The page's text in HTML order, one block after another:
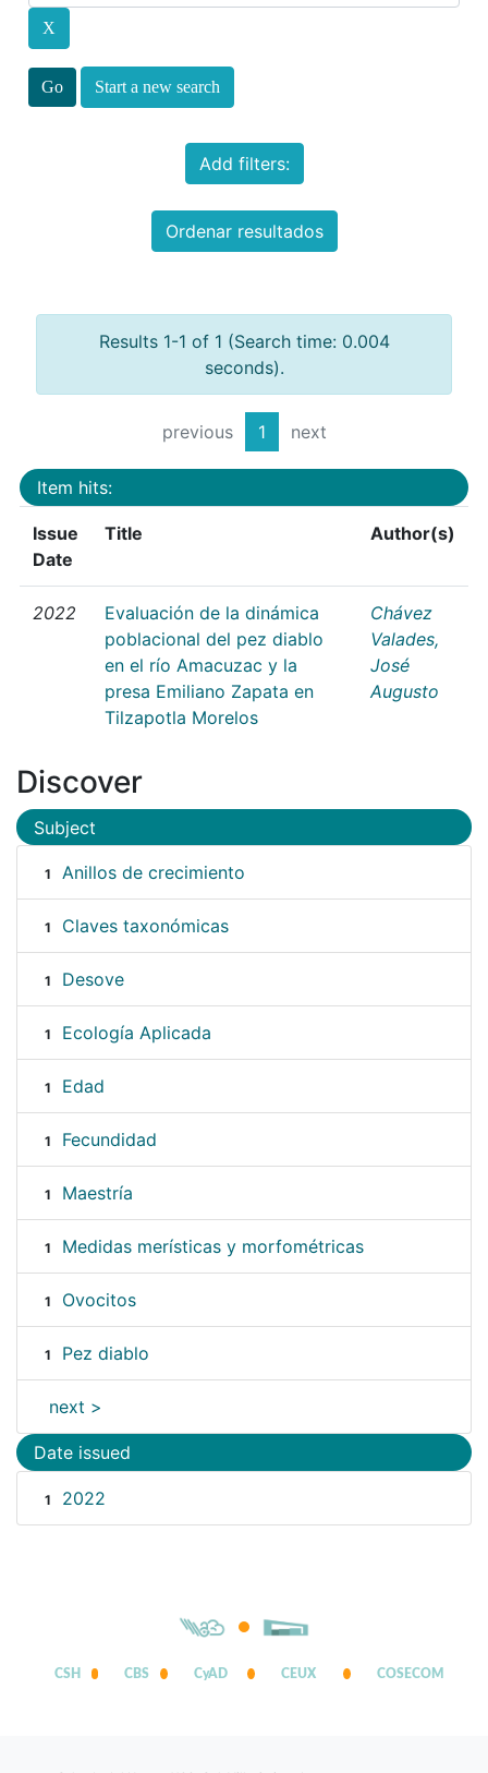
Start a new search
Add filters:
Ordenar resultados
Results 1-1 of 1 (Search time: 0.004
seconds).
previous 1 next
Item hits:
Issue
Date
Title Author(s)
2022
Evaluación de la dinámica
poblacional del pez diablo
en el río Amacuzac y la
presa Emiliano Zapata en
Tilzapotla Morelos
Chávez
Valades,
José
Augusto
Discover
Subject
1 Anillos de crecimiento
1 Claves taxonómicas
1 Desove
1 Ecología Aplicada
1 Edad
1 Fecundidad
1 Maestría
1 Medidas merísticas y morfométricas
1 Ovocitos
1 Pez diablo
next >
Date issued
1 2022
CSH CBS CyAD CEUX COSECOM